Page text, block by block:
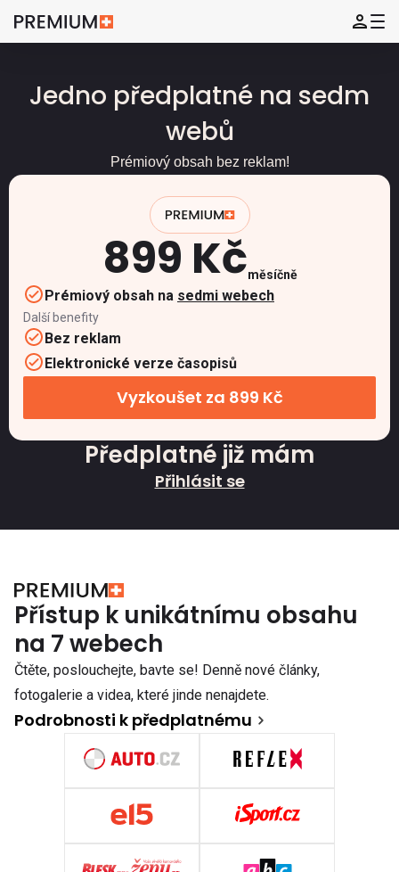
Jedno předplatné na sedm
webů
Prémiový obsah bez reklam!
899 Kčměsíčně
Prémiový obsah na sedmi webech
Další benefity
Bez reklam
Elektronické verze časopisů
Vyzkoušet za 899 Kč
Předplatné již mám
Přihlásit se
Přístup k unikátnímu obsahu
na 7 webech
Čtěte, poslouchejte, bavte se! Denně nové články,
fotogalerie a videa, které jinde nenajdete.
Podrobnosti k předplatnému